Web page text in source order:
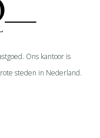
Ons kantoor is
steden in Nederland.